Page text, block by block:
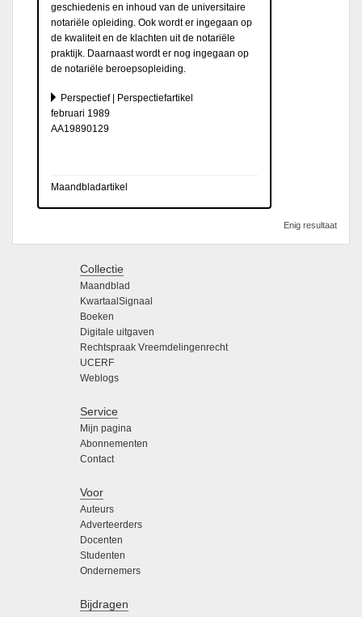
geschiedenis en inhoud van de universitaire
notariële opleiding. Ook wordt er ingegaan op
de kwaliteit en de klachten uit de notariële
praktijk. Daarnaast wordt er nog ingegaan op
de notariële beroepsopleiding.
Perspectief | Perspectiefartikel
februari 1989
AA19890129
Maandbladartikel
Enig resultaat
Collectie
Maandblad
KwartaalSignaal
Boeken
Digitale uitgaven
Rechtspraak Vreemdelingenrecht
UCERF
Weblogs
Service
Mijn pagina
Abonnementen
Contact
Voor
Auteurs
Adverteerders
Docenten
Studenten
Ondernemers
Bijdragen